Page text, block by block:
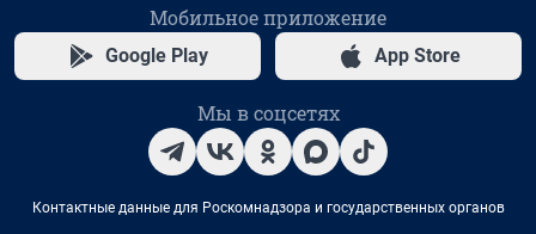
Мобильное приложение
Google Play App Store
Мы в соцсетях
Контактные данные для Роскомнадзора и государственных органов